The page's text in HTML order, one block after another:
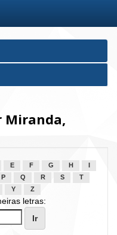
Miranda,
E F G H
P Q R S
T
Y Z
letras: